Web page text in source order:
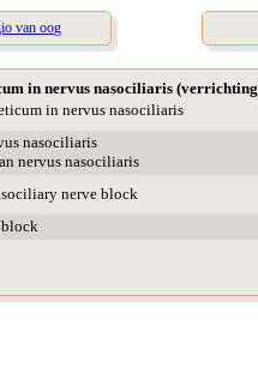
van oog
in nervus nasociliaris
in nervus nasociliaris
nasociliaris
nervus nasociliaris
nerve block